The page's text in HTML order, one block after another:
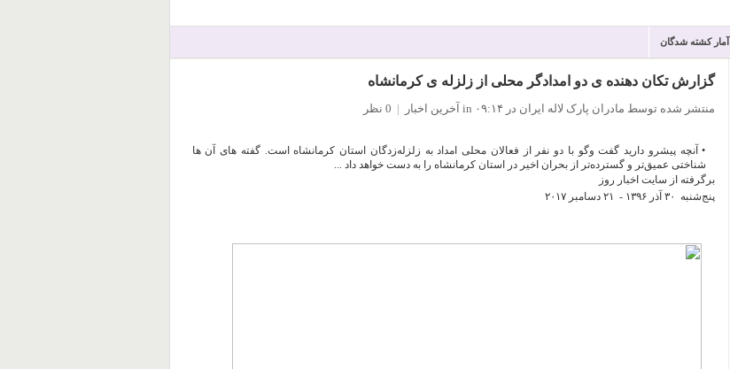
آمار کشته شدگان
گزارش تکان دهنده ی دو امدادگر محلی از زلزله ی کرمانشاه
منتشر شده توسط مادران پارک لاله ایران در ۰۹:۱۴ in آخرین اخبار | 0 نظر
• آنچه پیشرو دارید گفت وگو با دو نفر از فعالان محلی امداد به زلزله‌زدگان استان کرمانشاه است. گفته های آن ها
شناختی عمیق‌تر و گسترده‌تر از بحران اخیر در استان کرمانشاه را به دست خواهد داد ...
برگرفته از سایت اخبار روز
پنج‌شنبه ٣۰ آذر ۱٣۹۶ - ۲۱ دسامبر ۲۰۱۷